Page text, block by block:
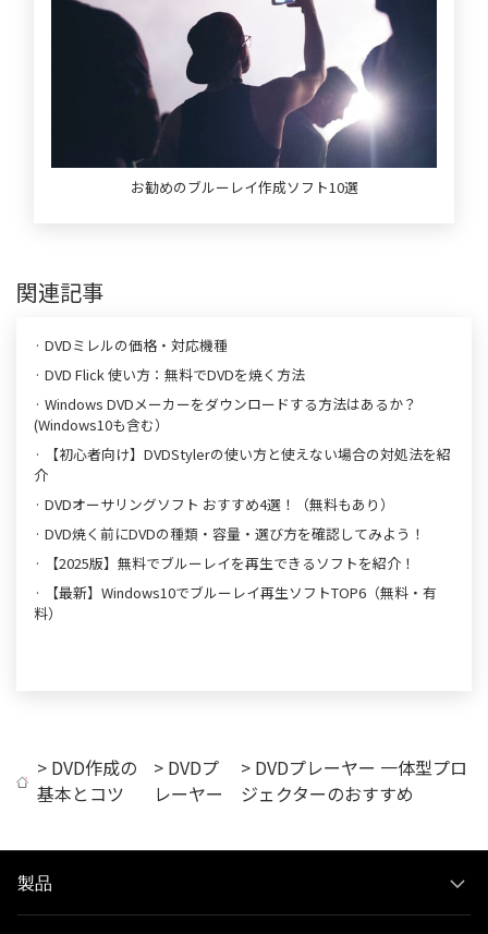
お勧めのブルーレイ作成ソフト10選
関連記事
· DVDミレルの価格・対応機種
· DVD Flick 使い方：無料でDVDを焼く方法
· Windows DVDメーカーをダウンロードする方法はあるか？
(Windows10も含む）
· 【初心者向け】DVDStylerの使い方と使えない場合の対処法を紹
介
· DVDオーサリングソフト おすすめ4選！（無料もあり）
· DVD焼く前にDVDの種類・容量・選び方を確認してみよう！
· 【2025版】無料でブルーレイを再生できるソフトを紹介！
· 【最新】Windows10でブルーレイ再生ソフトTOP6（無料・有
料）
> DVD作成の
基本とコツ
> DVDプ
レーヤー
> DVDプレーヤー 一体型プロ
ジェクターのおすすめ
製品